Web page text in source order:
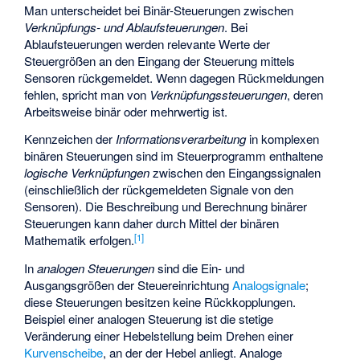
Man unterscheidet bei Binär-Steuerungen zwischen
Verknüpfungs- und Ablaufsteuerungen. Bei
Ablaufsteuerungen werden relevante Werte der
Steuergrößen an den Eingang der Steuerung mittels
Sensoren rückgemeldet. Wenn dagegen Rückmeldungen
fehlen, spricht man von Verknüpfungssteuerungen, deren
Arbeitsweise binär oder mehrwertig ist.
Kennzeichen derInformationsverarbeitungin komplexen
binären Steuerungen sind im Steuerprogramm enthaltene
logische Verknüpfungenzwischen den Eingangssignalen
(einschließlich der rückgemeldeten Signale von den
Sensoren). Die Beschreibung und Berechnung binärer
Steuerungen kann daher durch Mittel der binären
Mathematik erfolgen.[1]
Inanalogen Steuerungensind die Ein- und
Ausgangsgrößen der SteuereinrichtungAnalogsignale;
diese Steuerungen besitzen keine Rückkopplungen.
Beispiel einer analogen Steuerung ist die stetige
Veränderung einer Hebelstellung beim Drehen einer
Kurvenscheibe, an der der Hebel anliegt. Analoge